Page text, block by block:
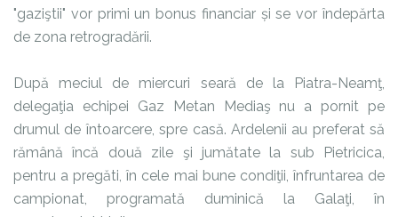
"gaziştii" vor primi un bonus financiar și se vor îndepărta
de zona retrogradării.
După meciul de miercuri seară de la Piatra-Neamţ,
delegaţia echipei Gaz Metan Mediaş nu a pornit pe
drumul de întoarcere, spre casă. Ardelenii au preferat să
rămână încă două zile şi jumătate la sub Pietricica,
pentru a pregăti, în cele mai bune condiţii, înfruntarea de
campionat, programată duminică la Galaţi, în